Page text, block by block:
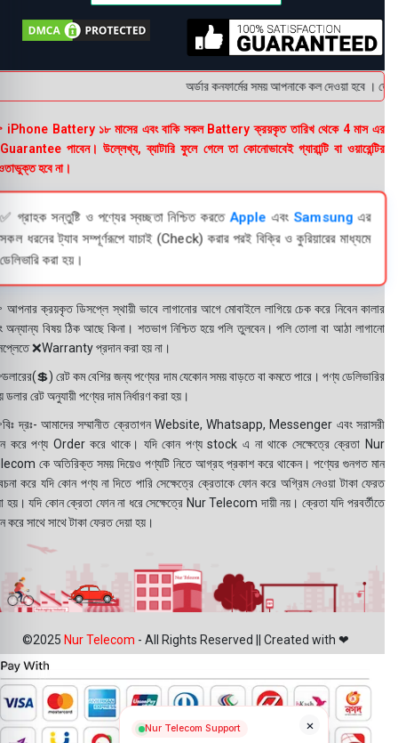
অর্ডার কনফার্মের সময় আপনাকে কল দেওয়া হবে ।
Battery ১৮ মাসের এবং বাকি সকল Battery ক্রয়কৃত তারিখ থেকে 4 মাস এর
পাবেন। উল্লেখ্য, ব্যাটারি ফুলে গেলে তা কোনোভাবেই গ্যারান্টি বা ওয়ারেন্টির
হবে না।
✅ গ্রাহক সন্তুষ্টি ও পণ্যের স্বচ্ছতা নিশ্চিত করতে Apple এবং Samsungএর
সকল ধরনের ট্যাব সম্পূর্ণরূপে যাচাই (Check) করার পরই বিক্রি ও কুরিয়ারের মাধ্যমে
ডেলিভারি করা হয়।
ক্রয়কৃত ডিসপ্লে স্থায়ী ভাবে লাগানোর আগে মোবাইলে লাগিয়ে চেক করে নিবেন কালার
অন্যান্য বিষয় ঠিক আছে কিনা। শতভাগ নিশ্চিত হয়ে পলি তুলবেন। পলি তোলা বা আঠা লাগানো
❌Warranty প্রদান করা হয় না।
রেট কম বেশির জন্য পণ্যের দাম যেকোন সময় বাড়তে বা কমতে পারে। পণ্য ডেলিভারির
ডলার রেট অনুযায়ী পণ্যের দাম নির্ধারণ করা হয়।
দ্রঃ- আমাদের সম্মানীত ক্রেতাগন Website, Whatsapp, Messenger এবং সরাসরী
করে পণ্য Order করে থাকে। যদি কোন পণ্য stock এ না থাকে সেক্ষেত্রে ক্রেতা Nur
কে অতিরিক্ত সময় দিয়েও পণ্যটি নিতে আগ্রহ প্রকাশ করে থাকেন। পণ্যের গুনগত মান
করে যদি কোন পণ্য না দিতে পারি সেক্ষেত্রে ক্রেতাকে ফোন করে অগ্রিম নেওয়া টাকা ফেরত
হয়। যদি কোন ক্রেতা ফোন না ধরে সেক্ষেত্রে Nur Telecom দায়ী নয়। ক্রেতা যদি পরবর্তীতে
করে সাথে সাথে টাকা ফেরত দেয়া হয়।
©2025 Nur Telecom - All Rights Reserved || Created with ❤
×
Nur Telecom Support